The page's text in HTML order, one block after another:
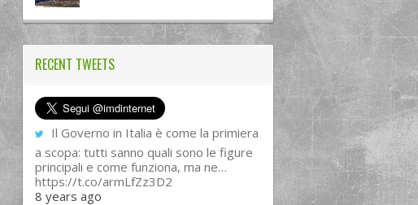
RECENT TWEETS
Il Governo in Italia è come la primiera
a scopa: tutti sanno quali sono le figure
principali e come funziona, ma ne…
https://t.co/armLfZz3D2
8 years ago